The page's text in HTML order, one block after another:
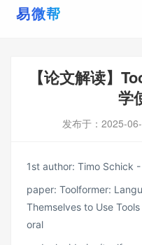
【论文解读】
学
发布于： 2025-
1st author: ‪Timo Schick‬
paper: Toolformer:
Themselves to Use
oral